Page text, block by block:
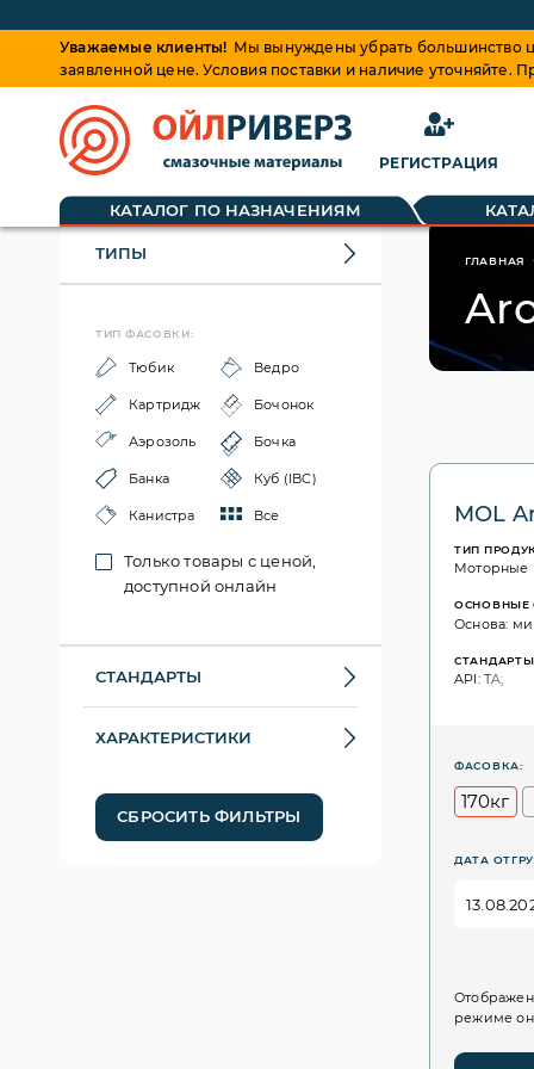
Уважаемые клиенты! Мы вынуждены убрать большинство
заявленной цене. Условия поставки и наличие
РЕГИСТРАЦИЯ
КАТАЛОГ ПО НАЗНАЧЕНИЯМ
ТИПЫ
ТИП ФАСОВКИ:
Тюбик Ведро
Картридж Бочонок
Аэрозоль Бочка
Банка Куб (IBC)
Канистра Все
Только товары с ценой,
доступной онлайн
СТАНДАРТЫ
ХАРАКТЕРИСТИКИ
СБРОСИТЬ ФИЛЬТРЫ
ГЛАВНАЯ
MOL
ТИП
Моторные
ОСНОВНЫЕ
Основа:
СТАНДАРТЫ
API: TA;
ФАСОВКА:
170кг
ДАТА
режиме